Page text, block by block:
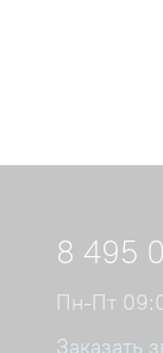
8 495
Пн-Пт
Заказать